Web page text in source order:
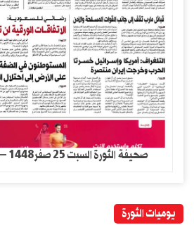
صحيفة الثورة السبت 25 صفر1448 – 8 اغسطس 2026
يوميات الثورة